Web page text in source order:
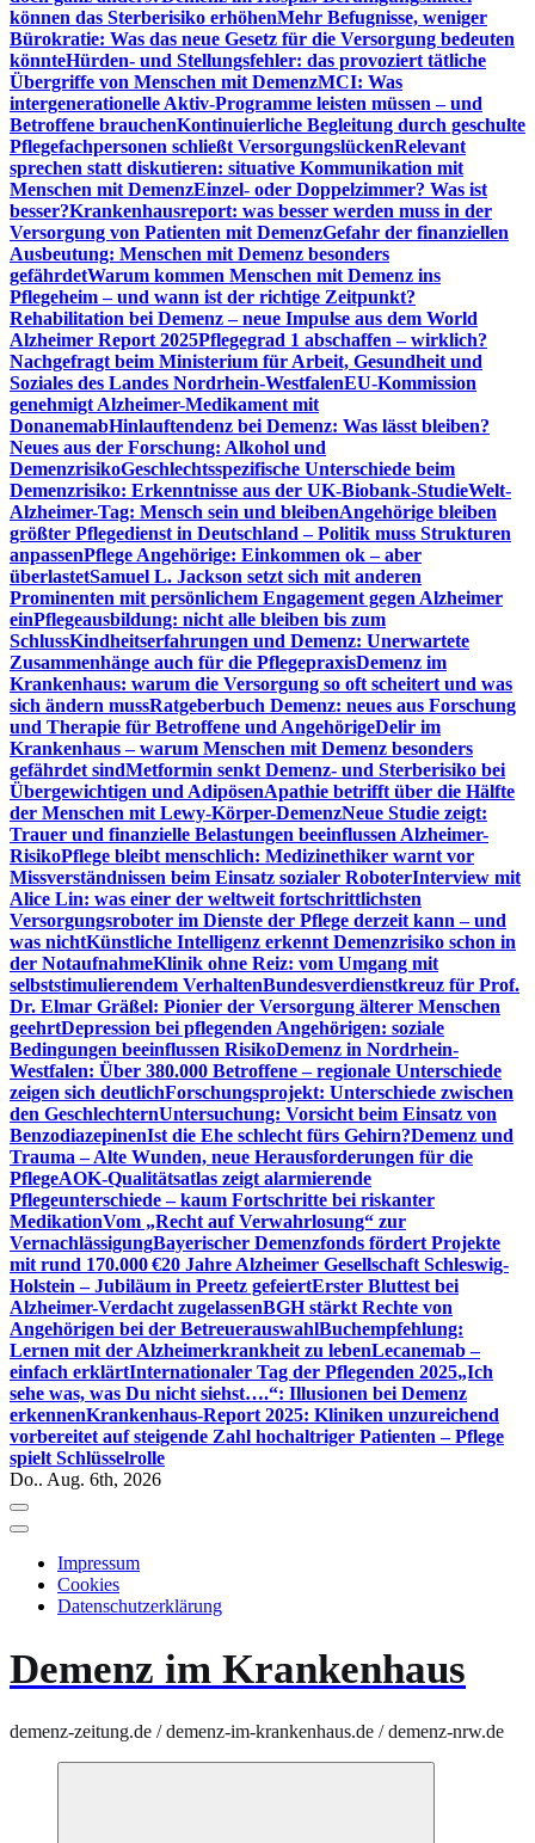
können das Sterberisiko erhöhenMehr Befugnisse, weniger
Bürokratie: Was das neue Gesetz für die Versorgung bedeuten
könnteHürden- und Stellungsfehler: das provoziert tätliche
Übergriffe von Menschen mit DemenzMCI: Was
intergenerationelle Aktiv-Programme leisten müssen – und
Betroffene brauchenKontinuierliche Begleitung durch geschulte
Pflegefachpersonen schließt VersorgungslückenRelevant
sprechen statt diskutieren: situative Kommunikation mit
Menschen mit DemenzEinzel- oder Doppelzimmer? Was ist
besser?Krankenhausreport: was besser werden muss in der
Versorgung von Patienten mit DemenzGefahr der finanziellen
Ausbeutung: Menschen mit Demenz besonders
gefährdetWarum kommen Menschen mit Demenz ins
Pflegeheim – und wann ist der richtige Zeitpunkt?
Rehabilitation bei Demenz – neue Impulse aus dem World
Alzheimer Report 2025Pflegegrad 1 abschaffen – wirklich?
Nachgefragt beim Ministerium für Arbeit, Gesundheit und
Soziales des Landes Nordrhein-WestfalenEU-Kommission
genehmigt Alzheimer-Medikament mit
DonanemabHinlauftendenz bei Demenz: Was lässt bleiben?
Neues aus der Forschung: Alkohol und
DemenzrisikoGeschlechtsspezifische Unterschiede beim
Demenzrisiko: Erkenntnisse aus der UK-Biobank-StudieWelt-
Alzheimer-Tag: Mensch sein und bleibenAngehörige bleiben
größter Pflegedienst in Deutschland – Politik muss Strukturen
anpassenPflege Angehörige: Einkommen ok – aber
überlastetSamuel L. Jackson setzt sich mit anderen
Prominenten mit persönlichem Engagement gegen Alzheimer
einPflegeausbildung: nicht alle bleiben bis zum
SchlussKindheitserfahrungen und Demenz: Unerwartete
Zusammenhänge auch für die PflegepraxisDemenz im
Krankenhaus: warum die Versorgung so oft scheitert und was
sich ändern mussRatgeberbuch Demenz: neues aus Forschung
und Therapie für Betroffene und AngehörigeDelir im
Krankenhaus – warum Menschen mit Demenz besonders
gefährdet sindMetformin senkt Demenz- und Sterberisiko bei
Übergewichtigen und AdipösenApathie betrifft über die Hälfte
der Menschen mit Lewy-Körper-DemenzNeue Studie zeigt:
Trauer und finanzielle Belastungen beeinflussen Alzheimer-
RisikoPflege bleibt menschlich: Medizinethiker warnt vor
Missverständnissen beim Einsatz sozialer RoboterInterview mit
Alice Lin: was einer der weltweit fortschrittlichsten
Versorgungsroboter im Dienste der Pflege derzeit kann – und
was nichtKünstliche Intelligenz erkennt Demenzrisiko schon in
der NotaufnahmeKlinik ohne Reiz: vom Umgang mit
selbststimulierendem VerhaltenBundesverdienstkreuz für Prof.
Dr. Elmar Gräßel: Pionier der Versorgung älterer Menschen
geehrtDepression bei pflegenden Angehörigen: soziale
Bedingungen beeinflussen RisikoDemenz in Nordrhein-
Westfalen: Über 380.000 Betroffene – regionale Unterschiede
zeigen sich deutlichForschungsprojekt: Unterschiede zwischen
den GeschlechternUntersuchung: Vorsicht beim Einsatz von
BenzodiazepinenIst die Ehe schlecht fürs Gehirn?Demenz und
Trauma – Alte Wunden, neue Herausforderungen für die
PflegeAOK-Qualitätsatlas zeigt alarmierende
Pflegeunterschiede – kaum Fortschritte bei riskanter
MedikationVom „Recht auf Verwahrlosung“ zur
VernachlässigungBayerischer Demenzfonds fördert Projekte
mit rund 170.000 €20 Jahre Alzheimer Gesellschaft Schleswig-
Holstein – Jubiläum in Preetz gefeiertErster Bluttest bei
Alzheimer-Verdacht zugelassenBGH stärkt Rechte von
Angehörigen bei der BetreuerauswahlBuchempfehlung:
Lernen mit der Alzheimerkrankheit zu lebenLecanemab –
einfach erklärtInternationaler Tag der Pflegenden 2025„Ich
sehe was, was Du nicht siehst….“: Illusionen bei Demenz
erkennenKrankenhaus-Report 2025: Kliniken unzureichend
vorbereitet auf steigende Zahl hochaltriger Patienten – Pflege
spielt Schlüsselrolle
Do.. Aug. 6th, 2026
Impressum
Cookies
Datenschutzerklärung
Demenz im Krankenhaus
demenz-zeitung.de / demenz-im-krankenhaus.de / demenz-nrw.de